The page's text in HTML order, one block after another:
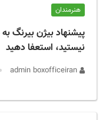
هنرمندان
پیشنهاد بیژن بیرنگ به
نیستید، استعفا دهید